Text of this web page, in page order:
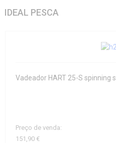
IDEAL PESCA
Vadeador HART 25-S spinning
Preço de venda:
151,90 €